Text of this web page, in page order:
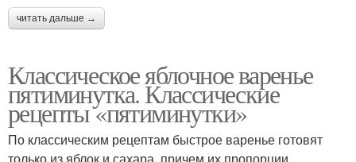
читать дальше →
Классическое яблочное варенье
пятиминутка. Классические
рецепты «пятиминутки»
По классическим рецептам быстрое варенье готовят